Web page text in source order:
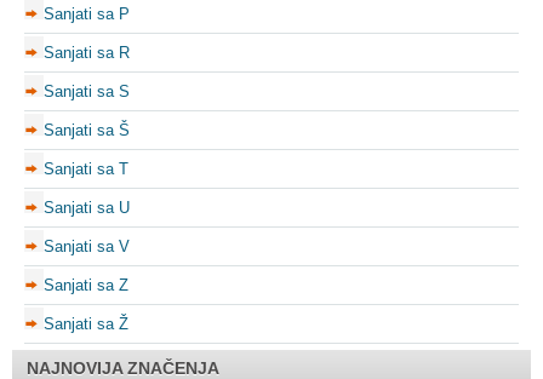
Sanjati sa P
Sanjati sa R
Sanjati sa S
Sanjati sa Š
Sanjati sa T
Sanjati sa U
Sanjati sa V
Sanjati sa Z
Sanjati sa Ž
NAJNOVIJA ZNAČENJA